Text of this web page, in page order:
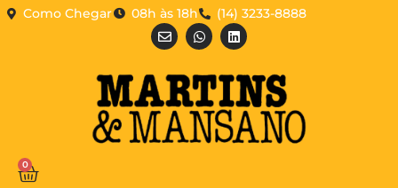
Como Chegar 08h às 18h (14) 3233-8888
0